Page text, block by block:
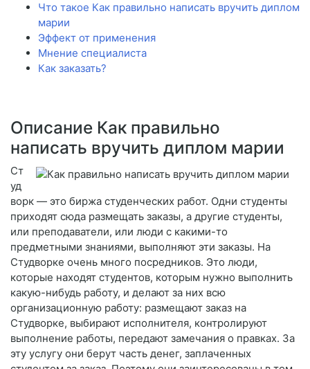
Что такое Как правильно написать вручить диплом
марии
Эффект от применения
Мнение специалиста
Как заказать?
Описание Как правильно
написать вручить диплом марии
Ст
уд
ворк — это биржа студенческих работ. Одни студенты
приходят сюда размещать заказы, а другие студенты,
или преподаватели, или люди с какими-то
предметными знаниями, выполняют эти заказы. На
Студворке очень много посредников. Это люди,
которые находят студентов, которым нужно выполнить
какую-нибудь работу, и делают за них всю
организационную работу: размещают заказ на
Студворке, выбирают исполнителя, контролируют
выполнение работы, передают замечания о правках. За
эту услугу они берут часть денег, заплаченных